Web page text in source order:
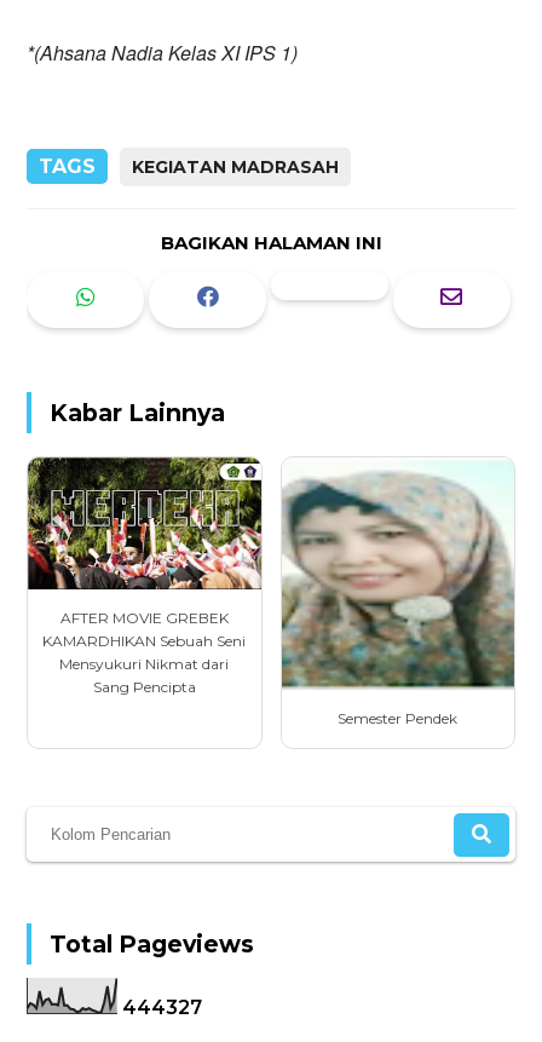
*(Ahsana Nadia Kelas XI IPS 1)
TAGS KEGIATAN MADRASAH
BAGIKAN HALAMAN INI
Kabar Lainnya
AFTER MOVIE GREBEK
KAMARDHIKAN Sebuah Seni
Mensyukuri Nikmat dari
Sang Pencipta
Semester Pendek
Total Pageviews
444327